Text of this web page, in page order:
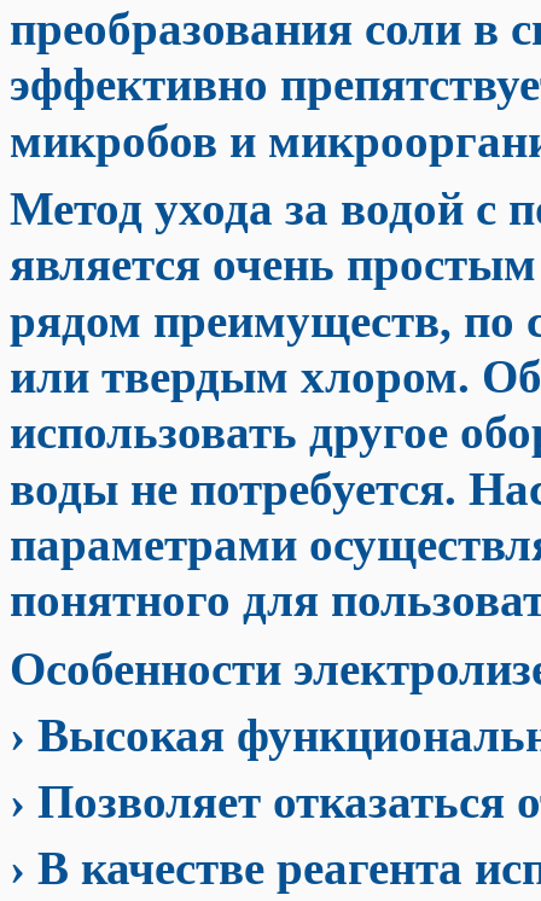
преобразования соли в
эффективно
микробов и
Метод ухода за водой с
является очень
рядом преимуществ, по
или твердым хлором.
использовать другое
воды не потребуется.
параметрами
понятного для
Особенности
› Высокая
› Позволяет
› В качестве реагента